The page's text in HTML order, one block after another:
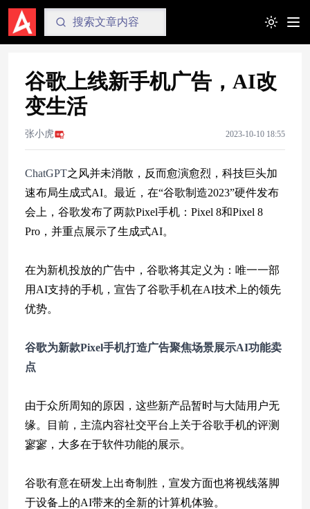
Toggle
谷歌上线新手机广告，AI改
变生活
张小虎 2023-10-10 18:55
ChatGPT之风并未消散，反而愈演愈烈，科技巨头加
速布局生成式AI。最近，在“谷歌制造2023”硬件发布
会上，谷歌发布了两款Pixel手机：Pixel 8和Pixel 8
Pro，并重点展示了生成式AI。
在为新机投放的广告中，谷歌将其定义为：唯一一部
用AI支持的手机，宣告了谷歌手机在AI技术上的领先
优势。
谷歌为新款Pixel手机打造广告聚焦场景展示AI功能卖
点
由于众所周知的原因，这些新产品暂时与大陆用户无
缘。目前，主流内容社交平台上关于谷歌手机的评测
寥寥，大多在于软件功能的展示。
谷歌有意在研发上出奇制胜，宣发方面也将视线落脚
于设备上的AI带来的全新的计算机体验。